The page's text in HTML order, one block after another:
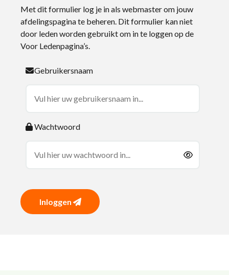
Met dit formulier log je in als webmaster om jouw
afdelingspagina te beheren. Dit formulier kan niet
door leden worden gebruikt om in te loggen op de
Voor Ledenpagina’s.
Gebruikersnaam
Wachtwoord
Inloggen